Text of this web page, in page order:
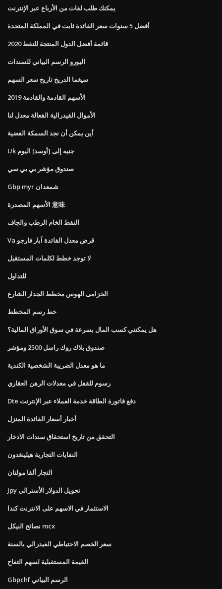
يمكنك طلب لفات من الأرباع عبر الإنترنت
أفضل 5 سنوات سعر الفائدة ثابت في المملكة المتحدة
قائمة أفضل الدول المنتجة للنفط 2020
اليورو الرسم البياني للسندات
سيغما الدريخ تاريخ سعر السهم
الأسهم القادمة والقادمة 2019
الأموال الفيدرالية الفعالة معدل لنا
أين يمكن أن نجد السمكة الفضية
Uk جنيه إلى [أوسد] اليوم
صندوق مؤشر بي بي سي
Gbp myr شمعدان
الأسهم المصدرة 意味
النفط الخام الرطب والجاف
Va قرض معدل الفائدة آبار فارجو
لا توجد خطط لكلمات المستقبل
للتداول
الخزامى الهوس مخطط الجدار الشارع
خط رسم المخطط
هل يمكنني كسب المال بسرعة في سوق الأوراق المالية؟
صندوق بلاك روك راسل 2500 ومؤشر
ما هو معدل الضريبة الشخصية الكندية
رسوم للقفل في معدلات الرهن العقاري
Dte دفع فاتورة الطاقة خدمة العملاء عبر الإنترنت
أخبار أسعار الفائدة المنزل
التحقق من تاريخ استحقاق سندات الادخار
النفايات التجارية هيلينغدون
التجار ألفا مولتان
Jpy تحويل الدولار الأسترالي
الاستثمار في الاسهم على الانترنت كندا
نصائح النيكل mcx
سعر الخصم الاحتياطي الفيدرالي بالسنة
القيمة المستقبلية لسهم التفاح
Gbpchf الرسم البياني